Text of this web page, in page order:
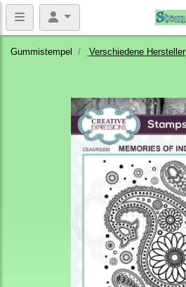
Gummistempel Verschiedene Hersteller